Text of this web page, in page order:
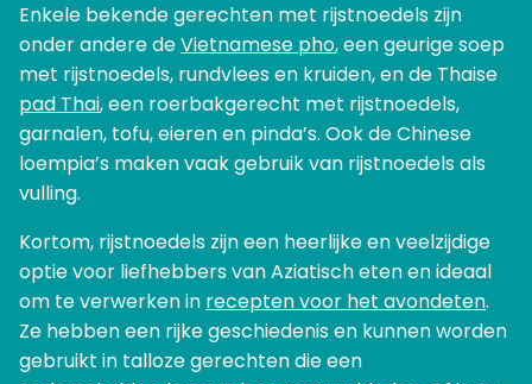
Enkele bekende gerechten met rijstnoedels zijn
onder andere deVietnamese pho, een geurige soep
met rijstnoedels, rundvlees en kruiden, en de Thaise
pad Thai, een roerbakgerecht met rijstnoedels,
garnalen, tofu, eieren en pinda’s. Ook de Chinese
loempia’s maken vaak gebruik van rijstnoedels als
vulling.
Kortom, rijstnoedels zijn een heerlijke en veelzijdige
optie voor liefhebbers van Aziatisch eten en ideaal
om te verwerken in recepten voor het avondeten.
Ze hebben een rijke geschiedenis en kunnen worden
gebruikt in talloze gerechten die een